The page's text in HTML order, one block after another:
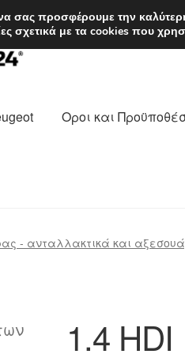
από 7 EUR
Οροι και
- ανταλλακτικά και
1.4 HDI
σας προσφέρουμε την
σχετικά με τα cookies που